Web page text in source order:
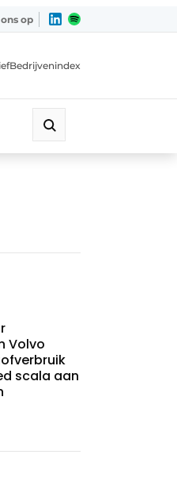
op
Bedrijvenindex
Volvo
scala aan